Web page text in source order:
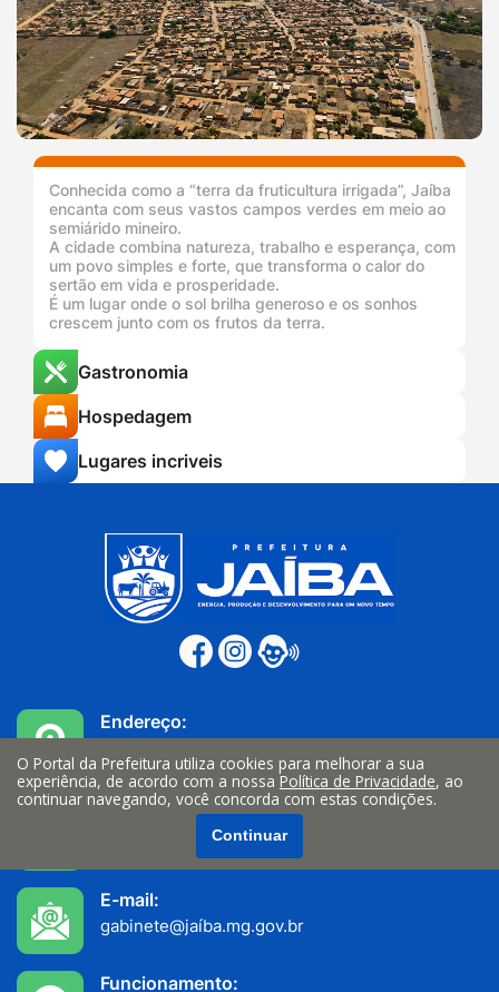
Conhecida como a “terra da fruticultura irrigada”, Jaíba
encanta com seus vastos campos verdes em meio ao
semiárido mineiro.
A cidade combina natureza, trabalho e esperança, com
um povo simples e forte, que transforma o calor do
sertão em vida e prosperidade.
É um lugar onde o sol brilha generoso e os sonhos
crescem junto com os frutos da terra.
Gastronomia
Hospedagem
Lugares incriveis
Endereço:
Jaiba/MG - CEP: 39508-000
Telefone:
(38) 3522-1200
E-mail:
gabinete@jaíba.mg.gov.br
Funcionamento:
O Portal da Prefeitura utiliza cookies para melhorar a sua
experiência, de acordo com a nossaPolítica de Privacidade, ao
continuar navegando, você concorda com estas condições.
Continuar